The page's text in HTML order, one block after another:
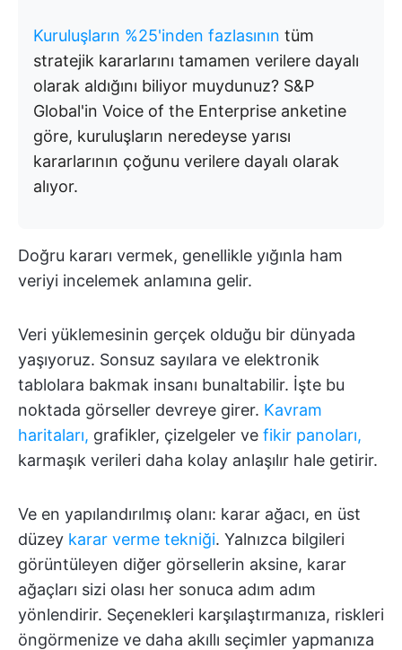
Kuruluşların %25'inden fazlasının tüm
stratejik kararlarını tamamen verilere dayalı
olarak aldığını biliyor muydunuz? S&P
Global'in Voice of the Enterprise anketine
göre, kuruluşların neredeyse yarısı
kararlarının çoğunu verilere dayalı olarak
alıyor.
Doğru kararı vermek, genellikle yığınla ham
veriyi incelemek anlamına gelir.
Veri yüklemesinin gerçek olduğu bir dünyada
yaşıyoruz. Sonsuz sayılara ve elektronik
tablolara bakmak insanı bunaltabilir. İşte bu
noktada görseller devreye girer. Kavram
haritaları, grafikler, çizelgeler ve fikir panoları,
karmaşık verileri daha kolay anlaşılır hale getirir.
Ve en yapılandırılmış olanı: karar ağacı, en üst
düzey karar verme tekniği. Yalnızca bilgileri
görüntüleyen diğer görsellerin aksine, karar
ağaçları sizi olası her sonuca adım adım
yönlendirir. Seçenekleri karşılaştırmanıza, riskleri
öngörmenize ve daha akıllı seçimler yapmanıza